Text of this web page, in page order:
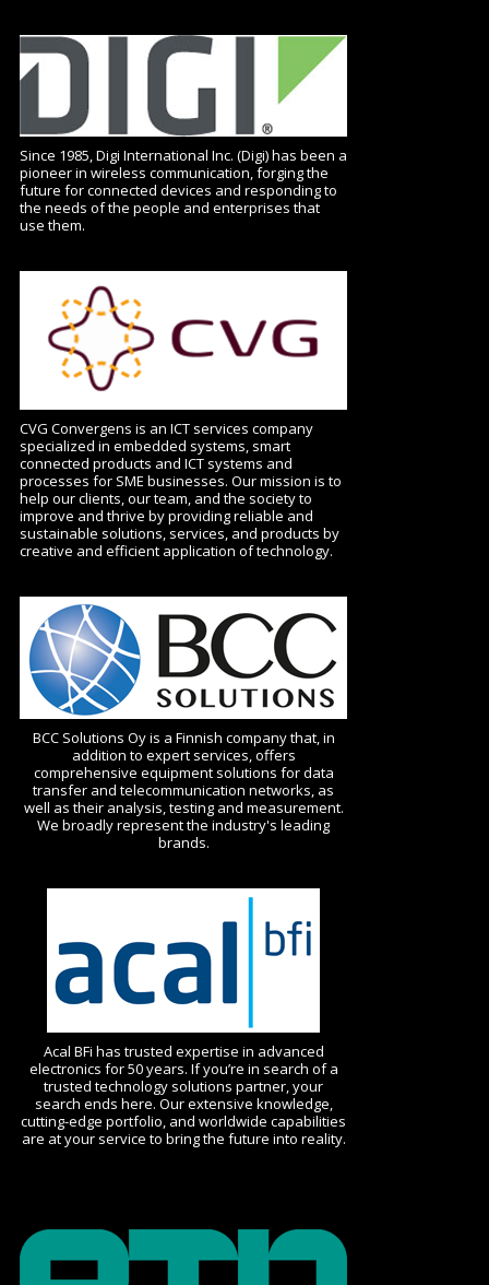
Since 1985, Digi International Inc. (Digi) has been a
pioneer in wireless communication, forging the
future for connected devices and responding to
the needs of the people and enterprises that
use them.
CVG Convergens is an ICT services company
specialized in embedded systems, smart
connected products and ICT systems and
processes for SME businesses. Our mission is to
help our clients, our team, and the society to
improve and thrive by providing reliable and
sustainable solutions, services, and products by
creative and efficient application of technology.
BCC Solutions Oy is a Finnish company that, in
addition to expert services, offers
comprehensive equipment solutions for data
transfer and telecommunication networks, as
well as their analysis, testing and measurement.
We broadly represent the industry's leading
brands.
Acal BFi has trusted expertise in advanced
electronics for 50 years. If you’re in search of a
trusted technology solutions partner, your
search ends here. Our extensive knowledge,
cutting-edge portfolio, and worldwide capabilities
are at your service to bring the future into reality.